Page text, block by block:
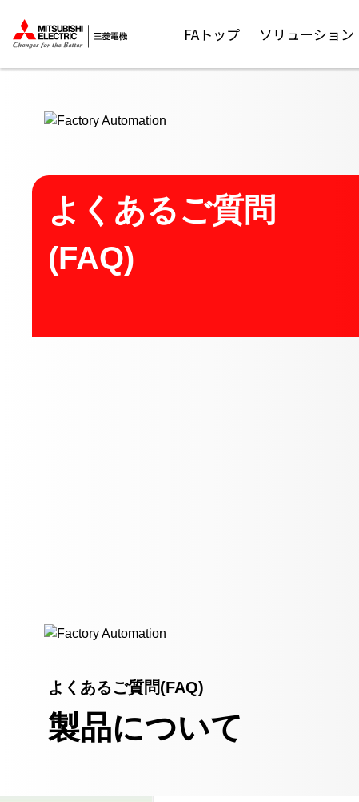
FAトップ ソリューション
よくあるご質問
(FAQ)
よくあるご質問(FAQ)
製品について